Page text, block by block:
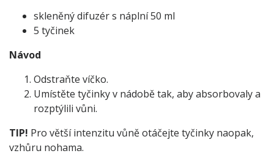
skleněný difuzér s náplní 50 ml
5 tyčinek
Návod
Odstraňte víčko.
Umístěte tyčinky v nádobě tak, aby absorbovaly a
rozptýlili vůni.
TIP! Pro větší intenzitu vůně otáčejte tyčinky naopak,
vzhůru nohama.